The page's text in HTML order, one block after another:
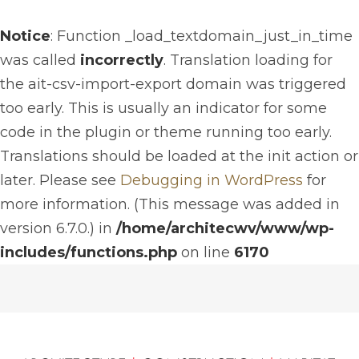
Notice: Function _load_textdomain_just_in_time
was called incorrectly. Translation loading for
the ait-csv-import-export domain was triggered
too early. This is usually an indicator for some
code in the plugin or theme running too early.
Translations should be loaded at the init action or
later. Please see Debugging in WordPress for
more information. (This message was added in
version 6.7.0.) in /home/architecwv/www/wp-
includes/functions.php on line 6170